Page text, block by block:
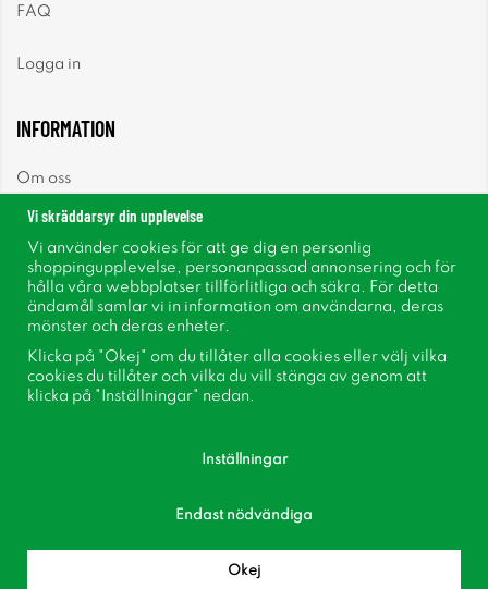
FAQ
Logga in
INFORMATION
Om oss
Nyhetsbrev
Om cookies
Inspiration
Bli medlem i vår kundklubb!
Vi skräddarsyr din upplevelse
Vi använder cookies för att ge dig en personlig
shoppingupplevelse, personanpassad annonsering och för
hålla våra webbplatser tillförlitliga och säkra. För detta
ändamål samlar vi in information om användarna, deras
mönster och deras enheter.
Klicka på "Okej" om du tillåter alla cookies eller välj vilka
cookies du tillåter och vilka du vill stänga av genom att
klicka på "Inställningar" nedan.
Inställningar
Endast nödvändiga
Okej